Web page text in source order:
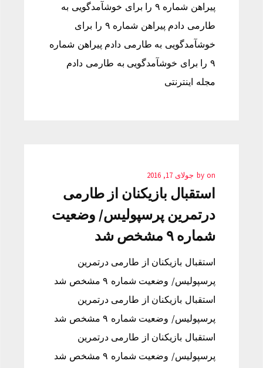
پیراهن شماره ۹ را برای خوشآمدگویی به
طارمی دادم پیراهن شماره ۹ را برای
خوشآمدگویی به طارمی دادم پیراهن شماره
۹ را برای خوشآمدگویی به طارمی دادم
مجله اینترنتی
by on جولای 17, 2016
استقبال بازیکنان از طارمی
درتمرین پرسپولیس/ وضعیت
شماره ۹ مشخص شد
استقبال بازیکنان از طارمی درتمرین
پرسپولیس/ وضعیت شماره ۹ مشخص شد
استقبال بازیکنان از طارمی درتمرین
پرسپولیس/ وضعیت شماره ۹ مشخص شد
استقبال بازیکنان از طارمی درتمرین
پرسپولیس/ وضعیت شماره ۹ مشخص شد